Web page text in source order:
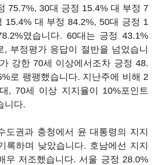
75.7%, 30대 긍정 15.4% 대 부정 7
15.4% 대 부정 84.2%, 50대 긍정 1
였습니다. 60대는 긍정 43.1%
, 부정평가 응답이 절반을 넘었습니
강한 70세 이상에서조차 긍정 48.
로 팽팽했습니다. 지난주에 비해 2
, 70세 이상 지지율이 10%포인트
니다.
도권과 충청에서 윤 대통령의 지지
록하며 낮았습니다. 호남에선 지지
우 저조했습니다. 서울 긍정 28.0%